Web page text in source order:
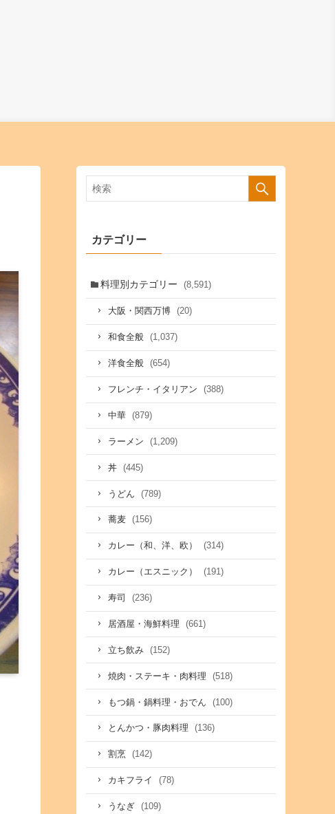
カテゴリー
料理別カテゴリー (8,591)
大阪・関西万博 (20)
和食全般 (1,037)
洋食全般 (654)
フレンチ・イタリアン (388)
中華 (879)
ラーメン (1,209)
丼 (445)
うどん (789)
蕎麦 (156)
カレー（和、洋、欧） (314)
カレー（エスニック） (191)
寿司 (236)
居酒屋・海鮮料理 (661)
立ち飲み (152)
焼肉・ステーキ・肉料理 (518)
もつ鍋・鍋料理・おでん (100)
とんかつ・豚肉料理 (136)
割烹 (142)
カキフライ (78)
うなぎ (109)